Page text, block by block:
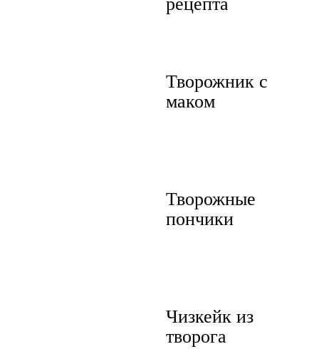
Творожник с
маком
Творожные
пончики
Чизкейк из
творога